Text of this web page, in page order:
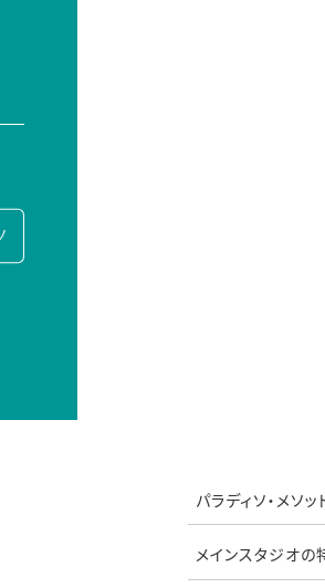
パラディソ・メソッ
メインスタジオの